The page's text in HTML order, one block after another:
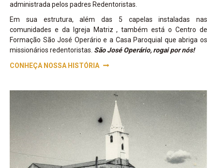
missionários redentoristas.São José Operário, rogai por nós!
CONHEÇA NOSSA HISTÓRIA